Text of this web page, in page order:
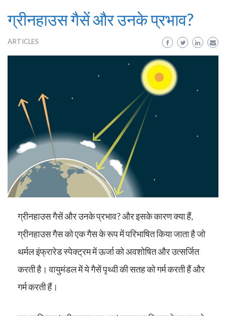
ग्रीनहाउस गैसें और उनके प्रभाव?
ARTICLES
ग्रीनहाउस गैसें और उनके प्रभाव?और इसके कारण क्या हैं,
ग्रीनहाउस गैस को एक गैस के रूप में परिभाषित किया जाता है जो
थर्मल इंफ्रारेड स्पेक्ट्रम में ऊर्जा को अवशोषित और उत्सर्जित
करती है। वायुमंडल में ये गैसें पृथ्वी की सतह को गर्म करती हैं और
गर्म करती हैं।